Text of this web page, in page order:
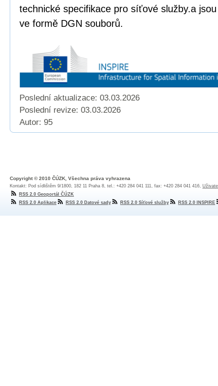
technické specifikace pro síťové služby.a
ve formě DGN souborů.
Poslední aktualizace: 03.03.2026
Poslední revize: 03.03.2026
Autor: 95
Copyright © 2010 ČÚZK, Všechna práva vyhrazena
Kontakt: Pod sídlištěm 9/1800, 182 11 Praha 8, tel.: +420 284 041 111, fax: +420 284 041 416,
RSS 2.0 Geoportál ČÚZK
RSS 2.0 Aplikace
RSS 2.0 Datové sady RSS 2.0 Síťové služby RSS 2.0 INSPIRE